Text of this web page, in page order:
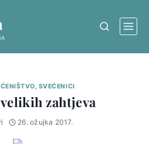
SVEĆENICI
zahtjeva
26. ožujka 2017.